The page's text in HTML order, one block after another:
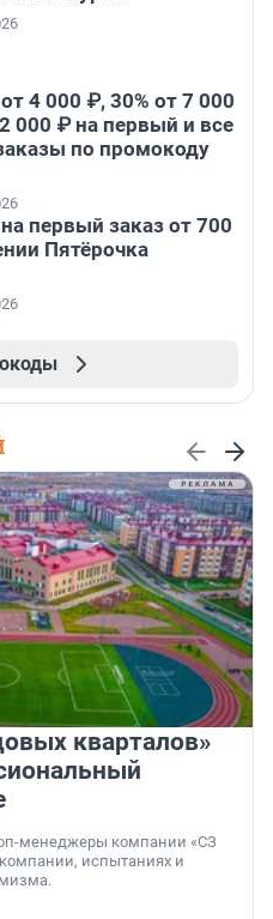
4 000 ₽, 30% от 7 000
000 ₽ на первый и все
по промокоду
первый заказ от 700
Пятёрочка
кварталов»
менеджеры компании «СЗ
испытаниях и